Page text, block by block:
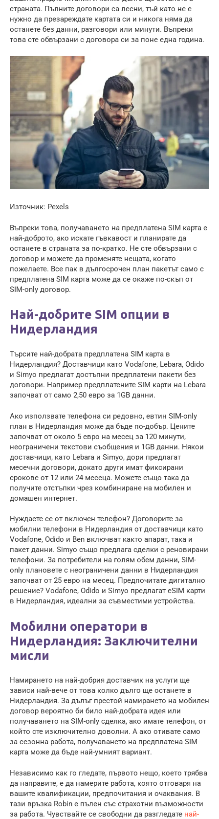
страната. Пълните договори са лесни, тъй като не е
нужно да презареждате картата си и никога няма да
останете без данни, разговори или минути. Въпреки
това сте обвързани с договора си за поне една година.
Източник: Pexels
Въпреки това, получаването на предплатена SIM карта е
най-доброто, ако искате гъвкавост и планирате да
останете в страната за по-кратко. Не сте обвързани с
договор и можете да променяте нещата, когато
пожелаете. Все пак в дългосрочен план пакетът само с
предплатена SIM карта може да се окаже по-скъп от
SIM-only договор.
Най-добрите SIM опции в
Нидерландия
Търсите най-добрата предплатена SIM карта в
Нидерландия? Доставчици като Vodafone, Lebara, Odido
и Simyo предлагат достъпни предплатени пакети без
договори. Например предплатените SIM карти на Lebara
започват от само 2,50 евро за 1GB данни.
Ако използвате телефона си редовно, евтин SIM-only
план в Нидерландия може да бъде по-добър. Цените
започват от около 5 евро на месец за 120 минути,
неограничени текстови съобщения и 1GB данни. Някои
доставчици, като Lebara и Simyo, дори предлагат
месечни договори, докато други имат фиксирани
срокове от 12 или 24 месеца. Можете също така да
получите отстъпки чрез комбиниране на мобилен и
домашен интернет.
Нуждаете се от включен телефон? Договорите за
мобилни телефони в Нидерландия от доставчици като
Vodafone, Odido и Ben включват както апарат, така и
пакет данни. Simyo също предлага сделки с реновирани
телефони. За потребители на голям обем данни, SIM-
only плановете с неограничени данни в Нидерландия
започват от 25 евро на месец. Предпочитате дигитално
решение? Vodafone, Odido и Simyo предлагат eSIM карти
в Нидерландия, идеални за съвместими устройства.
Мобилни оператори в
Нидерландия: Заключителни
мисли
Намирането на най-добрия доставчик на услуги ще
зависи най-вече от това колко дълго ще останете в
Нидерландия. За дълъг престой намирането на мобилен
договор вероятно би било най-добрата идея или
получаването на SIM-only сделка, ако имате телефон, от
който сте изключително доволни. А ако отивате само
за сезонна работа, получаването на предплатена SIM
карта може да бъде най-умният вариант.
Независимо как го гледате, първото нещо, което трябва
да направите, е да намерите работа, която отговаря на
вашите квалификации, предпочитания и очаквания. В
тази връзка Robin е пълен със страхотни възможности
за работа. Чувствайте се свободни да разгледате най-